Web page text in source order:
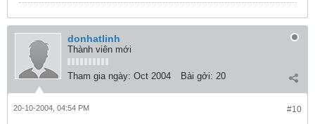
donhatlinh
Thành viên mới
Tham gia ngày: Oct 2004 Bài gởi: 20
#10
20-10-2004, 04:54 PM